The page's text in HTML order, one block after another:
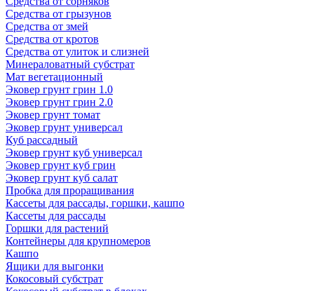
Средства от грызунов
Средства от змей
Средства от кротов
Средства от улиток и слизней
Минераловатный субстрат
Мат вегетационный
Эковер грунт грин 1.0
Эковер грунт грин 2.0
Эковер грунт томат
Эковер грунт универсал
Куб рассадный
Эковер грунт куб универсал
Эковер грунт куб грин
Эковер грунт куб салат
Пробка для проращивания
Кассеты для рассады, горшки, кашпо
Кассеты для рассады
Горшки для растений
Контейнеры для крупномеров
Кашпо
Ящики для выгонки
Кокосовый субстрат